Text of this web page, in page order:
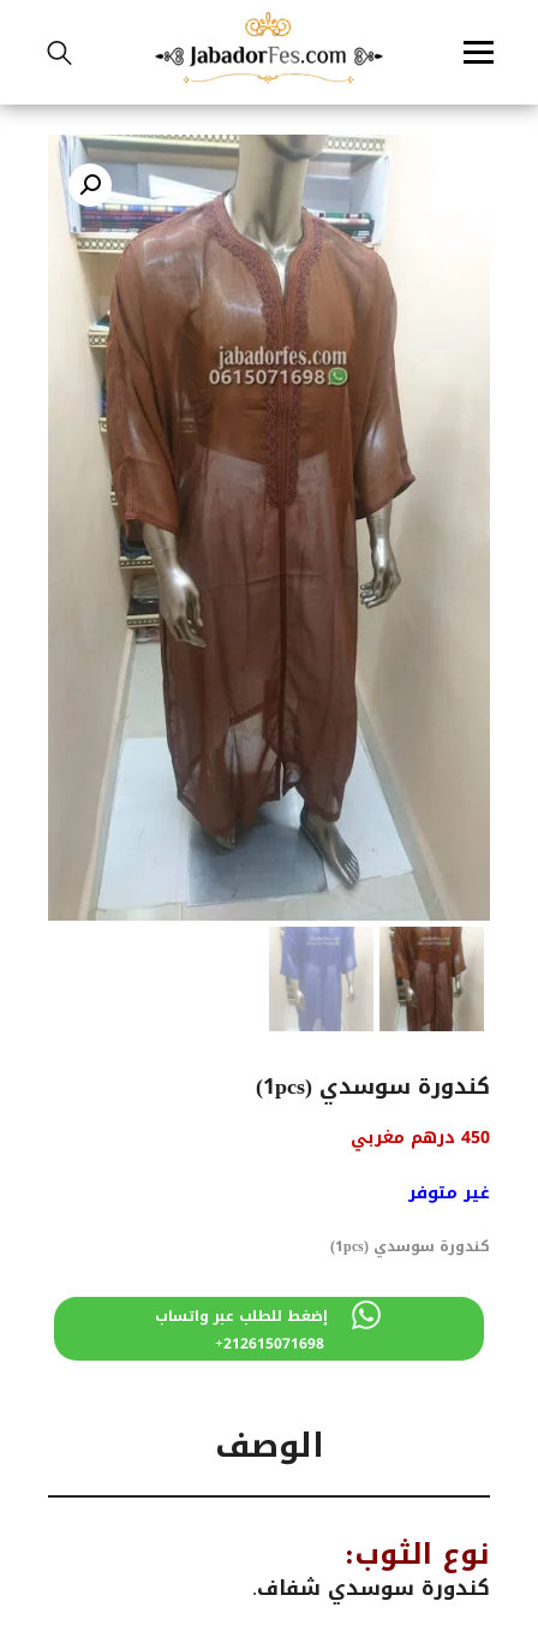
انتقل
المحتوى
كندورة سوسدي (1pcs)
السعر
هو:
560 درهم
مغربي.
450 درهم مغربي
مغربي.
غير متوفر
كندورة سوسدي (1pcs)
إضغط للطلب عبر واتساب
212615071698+
الوصف
نوع الثوب:
كندورة سوسدي شفاف.